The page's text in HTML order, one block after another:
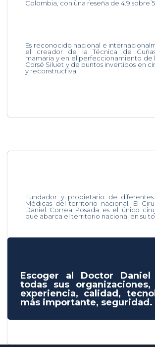
Colombia, con una reseña de 4.9 sobre 5
Es reconocido nacional e
el creador de la Técnica de
mamaria y en el perfeccionamiento de
Corsé Siluet y de puntos invertidos en
y reconstructiva.
Fundador y propietario de diferentes
Médicas del territorio nacional. El
Daniel Correa Posada es el único
que abarca el territorio nacional en su
Escoger al Doctor
todas sus
experiencia, calidad,
más importante, seguridad.